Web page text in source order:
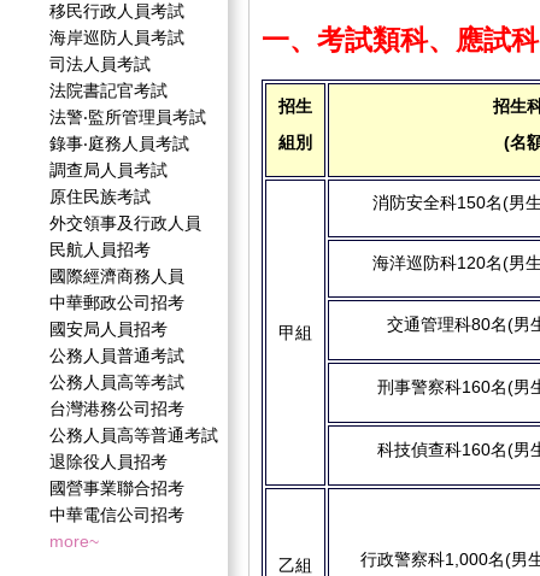
移民行政人員考試
海岸巡防人員考試
司法人員考試
法院書記官考試
法警‧監所管理員考試
錄事‧庭務人員考試
調查局人員考試
原住民族考試
外交領事及行政人員
民航人員招考
國際經濟商務人員
中華郵政公司招考
國安局人員招考
公務人員普通考試
公務人員高等考試
台灣港務公司招考
公務人員高等普通考試
退除役人員招考
國營事業聯合招考
中華電信公司招考
more~
一、考試類科、應試
招生
組別
招生
(名
甲組
消防安全科150名(男
海洋巡防科120名(男
交通管理科80名(男
刑事警察科160名(男
科技偵查科160名(男
乙組 行政警察科1,000名(男